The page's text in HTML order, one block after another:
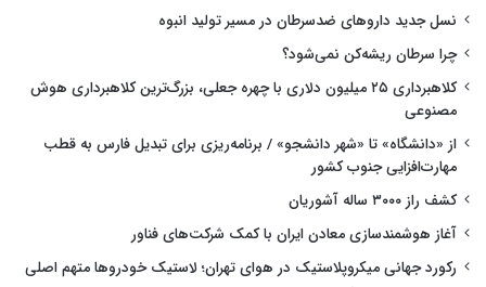
نسل جدید داروهای ضدسرطان در مسیر تولید انبوه
چرا سرطان ریشه‌کن نمی‌شود؟
کلاهبرداری ۲۵ میلیون دلاری با چهره جعلی، بزرگ‌ترین کلاهبرداری هوش
مصنوعی
از «دانشگاه» تا «شهر دانشجو» / برنامه‌ریزی برای تبدیل فارس به قطب
مهارت‌افزایی جنوب کشور
کشف راز ۳۰۰۰ ساله آشوریان
آغاز هوشمندسازی معادن ایران با کمک شرکت‌های فناور
رکورد جهانی میکروپلاستیک در هوای تهران؛ لاستیک خودروها متهم اصلی